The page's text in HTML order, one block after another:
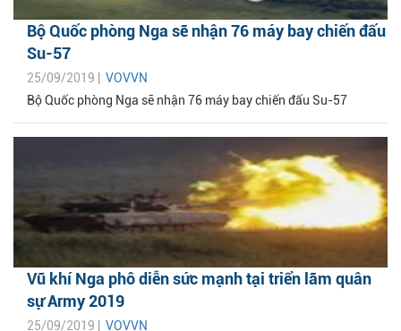
Bộ Quốc phòng Nga sẽ nhận 76 máy bay chiến đấu
Su-57
25/09/2019 | VOVVN
Bộ Quốc phòng Nga sẽ nhận 76 máy bay chiến đấu Su-57
Vũ khí Nga phô diễn sức mạnh tại triển lãm quân
sự Army 2019
25/09/2019 | VOVVN